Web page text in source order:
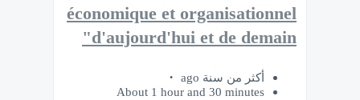
économique et organisationnel
d'aujourd'hui et de demain"
أكثر من سنة ago
About 1 hour and 30 minutes